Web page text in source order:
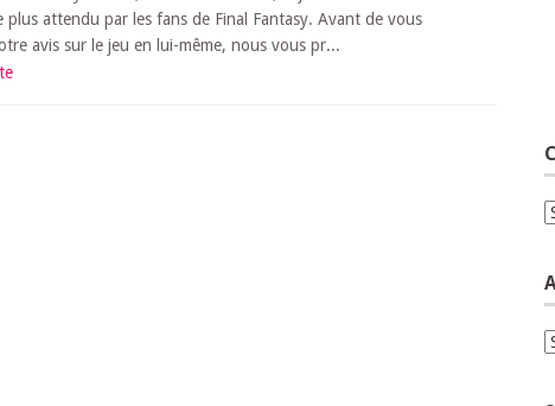
plus attendu par les fans de Final Fantasy. Avant de vous
avis sur le jeu en lui-même, nous vous pr...